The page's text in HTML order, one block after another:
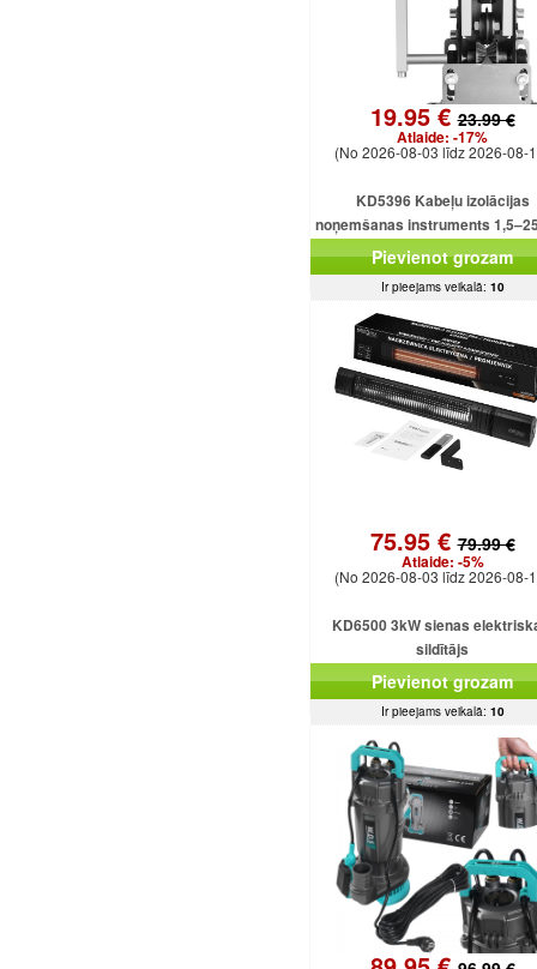
19.95 €23.99 €
Atlaide: -17%
(No 2026-08-03 līdz 2026-08-
KD5396 Kabeļu izolācijas
noņemšanas instruments
kabeļiem
Pievienot grozam
Ir pieejams veikalā: 10
75.95 €79.99 €
Atlaide: -5%
(No 2026-08-03 līdz 2026-08-
KD6500 3kW sienas
sildītājs
Pievienot grozam
Ir pieejams veikalā: 10